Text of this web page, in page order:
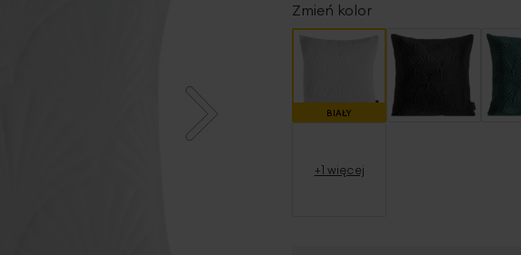
Zmień kolor
BIAŁY
+1 więcej